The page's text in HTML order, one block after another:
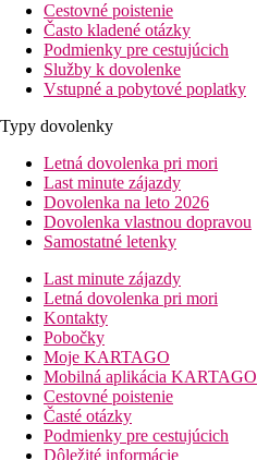
Cestovné poistenie
Často kladené otázky
Podmienky pre cestujúcich
Služby k dovolenke
Vstupné a pobytové poplatky
Typy dovolenky
Letná dovolenka pri mori
Last minute zájazdy
Dovolenka na leto 2026
Dovolenka vlastnou dopravou
Samostatné letenky
Last minute zájazdy
Letná dovolenka pri mori
Kontakty
Pobočky
Moje KARTAGO
Mobilná aplikácia KARTAGO
Cestovné poistenie
Časté otázky
Podmienky pre cestujúcich
Dôležité informácie